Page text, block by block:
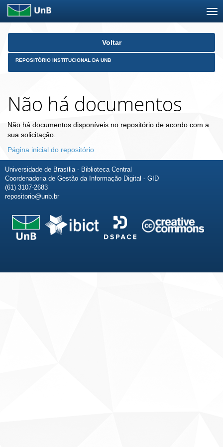
Skip
Voltar
REPOSITÓRIO INSTITUCIONAL DA UNB
Não há documentos
Não há documentos disponíveis no repositório de acordo com a
sua solicitação.
Página inicial do repositório
Universidade de Brasília - Biblioteca Central
Coordenadoria de Gestão da Informação Digital - GID
(61) 3107-2683
repositorio@unb.br